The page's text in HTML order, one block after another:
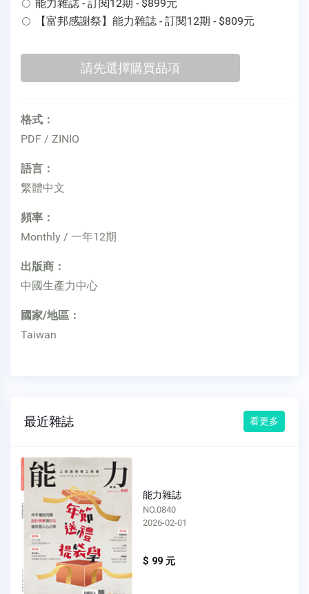
能力雜誌 - 訂閱12期 - $899元
【富邦感謝祭】能力雜誌 - 訂閱12期 - $809元
格式：
PDF / ZINIO
語言：
繁體中文
頻率：
Monthly / 一年12期
出版商：
中國生產力中心
國家/地區：
Taiwan
最近雜誌 看更多
能力雜誌
NO.0840
2026-02-01
$ 99 元